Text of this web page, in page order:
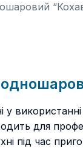
у
для
під час